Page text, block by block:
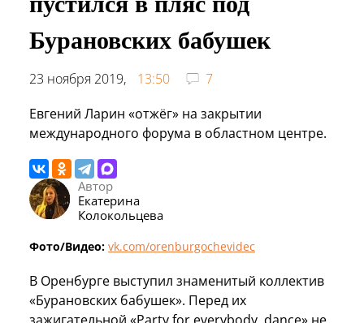
Бурановских бабушек
23 ноября 2019, 13:50
7
Евгений Ларин «отжёг» на закрытии
международного форума в областном центре.
Автор
Екатерина
Колокольцева
Фото/Видео: vk.com/orenburgochevidec
В Оренбурге выступил знаменитый коллектив
«Бурановских бабушек». Перед их